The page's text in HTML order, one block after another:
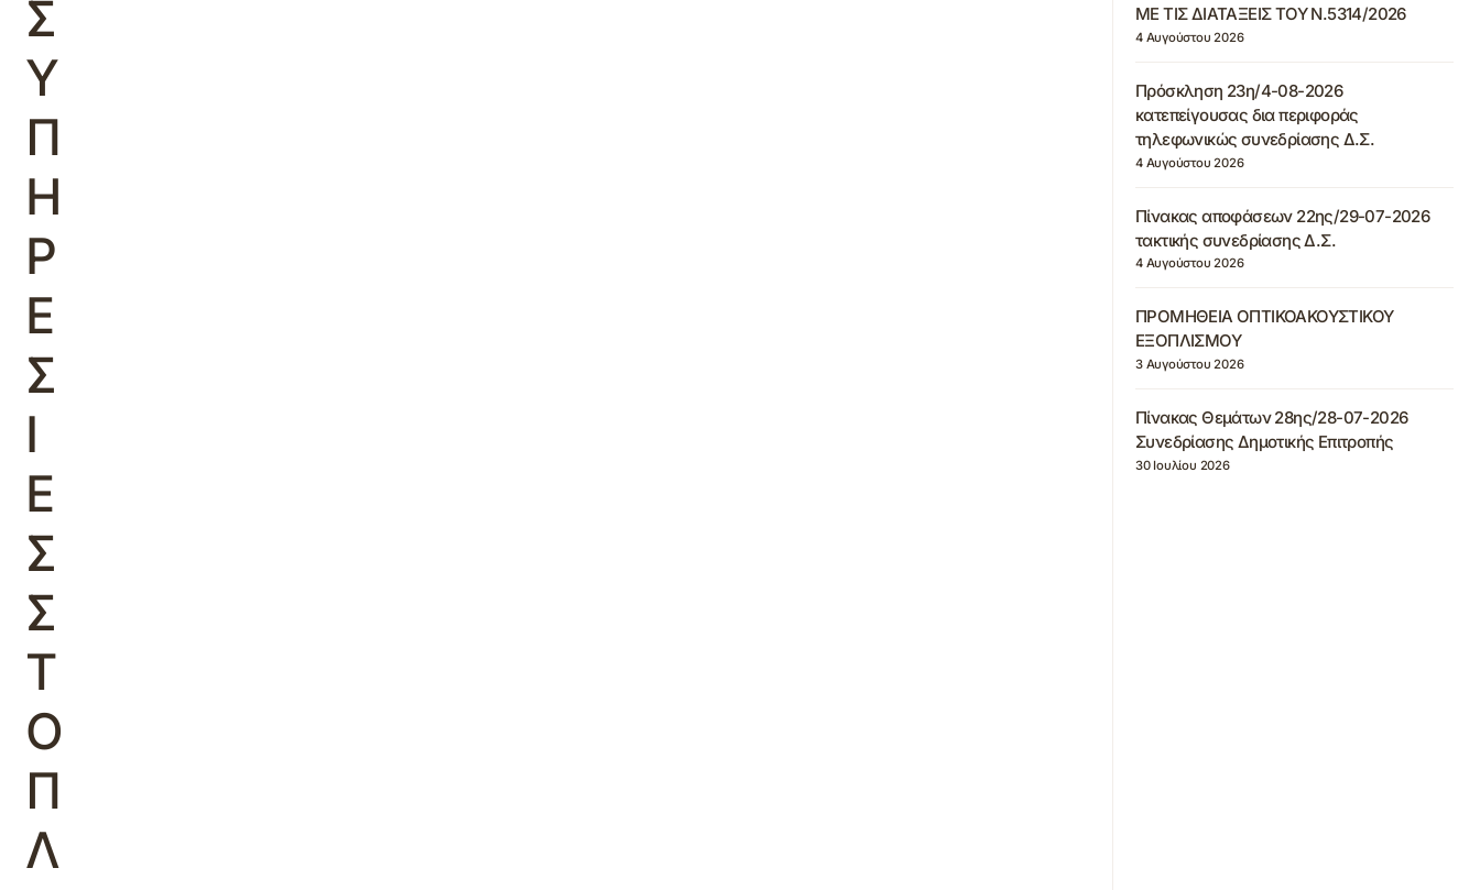
Σ
Υ
Π
Η
Ρ
Ε
Σ
Ι
Ε
Σ
Σ
Τ
Ο
Π
Λ
ΜΕ ΤΙΣ ΔΙΑΤΑΞΕΙΣ ΤΟΥ Ν.5314/2026
4 Αυγούστου 2026
Πρόσκληση 23η/4-08-2026
κατεπείγουσας δια περιφοράς
τηλεφωνικώς συνεδρίασης Δ.Σ.
4 Αυγούστου 2026
Πίνακας αποφάσεων 22ης/29-07-2026
τακτικής συνεδρίασης Δ.Σ.
4 Αυγούστου 2026
ΠΡΟΜΗΘΕΙΑ ΟΠΤΙΚΟΑΚΟΥΣΤΙΚΟΥ
ΕΞΟΠΛΙΣΜΟΥ
3 Αυγούστου 2026
Πίνακας Θεμάτων 28ης/28-07-2026
Συνεδρίασης Δημοτικής Επιτροπής
30 Ιουλίου 2026